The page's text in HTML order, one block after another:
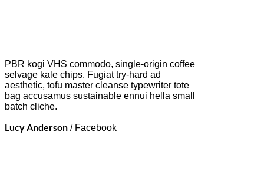
PBR kogi VHS commodo, single-origin coffee
selvage kale chips. Fugiat try-hard ad
aesthetic, tofu master cleanse typewriter tote
bag accusamus sustainable ennui hella small
batch cliche.
Lucy Anderson / Facebook